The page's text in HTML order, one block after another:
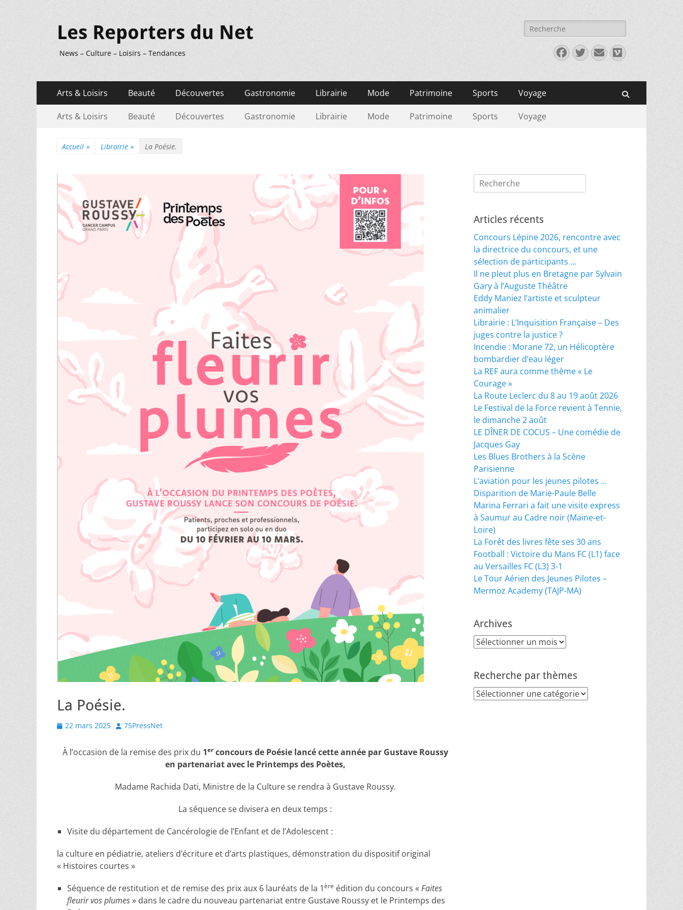
Les Reporters du Net
News – Culture – Loisirs – Tendances
Rechercher :
Facebook
Twitter
E-
mail
Vimeo
Menu
principal
contenu
Arts & Loisirs Beauté Découvertes Gastronomie Librairie Mode Patrimoine Sports Voyage
Menu
Arts & Loisirs Beauté Découvertes Gastronomie Librairie Mode Patrimoine Sports Voyage
Accueil » Librairie » La Poésie.
La Poésie.
Posted
22 mars 2025 Author
75PressNet
À l’occasion de la remise des prix du 1erconcours de Poésie lancé cette année par Gustave Roussy
en partenariat avec le Printemps des Poètes,
Madame Rachida Dati, Ministre de la Culture se rendra à Gustave Roussy.
La séquence se divisera en deux temps :
Visite du département de Cancérologie de l’Enfant et de l’Adolescent :
la culture en pédiatrie, ateliers d’écriture et d’arts plastiques, démonstration du dispositif original
« Histoires courtes »
Séquence de restitution et de remise des prix aux 6 lauréats de la 1ère édition du concours « Faites
fleurir vos plumes» dans le cadre du nouveau partenariat entre Gustave Roussy et le Printemps des
Rechercher :
Articles récents
Concours Lépine 2026, rencontre avec
la directrice du concours, et une
sélection de participants …
Il ne pleut plus en Bretagne par Sylvain
Gary à l’Auguste Théâtre
Eddy Maniez l’artiste et sculpteur
animalier
Librairie : L’Inquisition Française – Des
juges contre la justice ?
Incendie : Morane 72, un Hélicoptère
bombardier d’eau léger
La REF aura comme thème « Le
Courage »
La Route Leclerc du 8 au 19 août 2026
Le Festival de la Force revient à Tennie,
le dimanche 2 août
LE DÎNER DE COCUS – Une comédie de
Jacques Gay
Les Blues Brothers à la Scène
Parisienne
L’aviation pour les jeunes pilotes …
Disparition de Marie-Paule Belle
Marina Ferrari a fait une visite express
à Saumur au Cadre noir (Maine-et-
Loire)
La Forêt des livres fête ses 30 ans
Football : Victoire du Mans FC (L1) face
au Versailles FC (L3) 3-1
Le Tour Aérien des Jeunes Pilotes –
Mermoz Academy (TAJP-MA)
Archives
Archives
Recherche par thèmes
Recherche